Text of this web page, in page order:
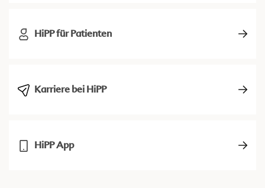
HiPP für Patienten
Karriere bei HiPP
HiPP App